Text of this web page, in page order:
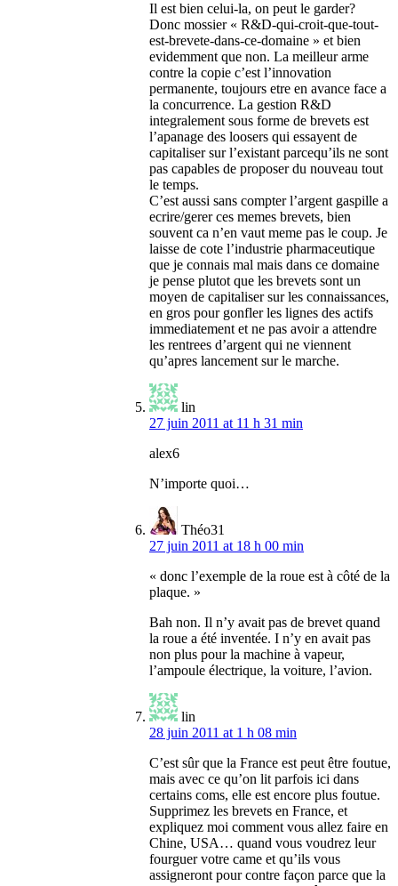
Il est bien celui-la, on peut le garder?
Donc mossier « R&D-qui-croit-que-tout-
est-brevete-dans-ce-domaine » et bien
evidemment que non. La meilleur arme
contre la copie c’est l’innovation
permanente, toujours etre en avance face a
la concurrence. La gestion R&D
integralement sous forme de brevets est
l’apanage des loosers qui essayent de
capitaliser sur l’existant parcequ’ils ne sont
pas capables de proposer du nouveau tout
le temps.
C’est aussi sans compter l’argent gaspille a
ecrire/gerer ces memes brevets, bien
souvent ca n’en vaut meme pas le coup. Je
laisse de cote l’industrie pharmaceutique
que je connais mal mais dans ce domaine
je pense plutot que les brevets sont un
moyen de capitaliser sur les connaissances,
en gros pour gonfler les lignes des actifs
immediatement et ne pas avoir a attendre
les rentrees d’argent qui ne viennent
qu’apres lancement sur le marche.
lin
27 juin 2011 at 11 h 31 min
alex6
N’importe quoi…
Théo31
27 juin 2011 at 18 h 00 min
« donc l’exemple de la roue est à côté de la
plaque. »
Bah non. Il n’y avait pas de brevet quand
la roue a été inventée. I n’y en avait pas
non plus pour la machine à vapeur,
l’ampoule électrique, la voiture, l’avion.
lin
28 juin 2011 at 1 h 08 min
C’est sûr que la France est peut être foutue,
mais avec ce qu’on lit parfois ici dans
certains coms, elle est encore plus foutue.
Supprimez les brevets en France, et
expliquez moi comment vous allez faire en
Chine, USA… quand vous voudrez leur
fourguer votre came et qu’ils vous
assigneront pour contre façon parce que la